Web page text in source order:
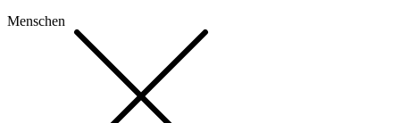
Menschen